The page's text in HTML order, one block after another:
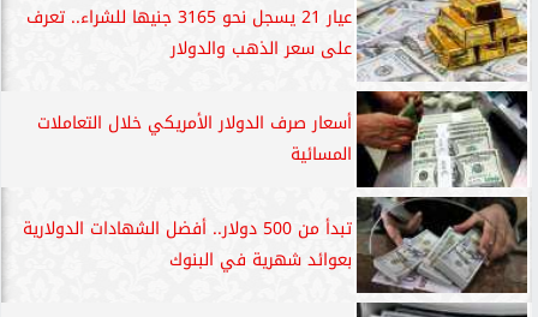
عيار 21 يسجل نحو 3165 جنيها للشراء.. تعرف
على سعر الذهب والدولار
أسعار صرف الدولار الأمريكي خلال التعاملات
المسائية
تبدأ من 500 دولار.. أفضل الشهادات الدولارية
بعوائد شهرية في البنوك